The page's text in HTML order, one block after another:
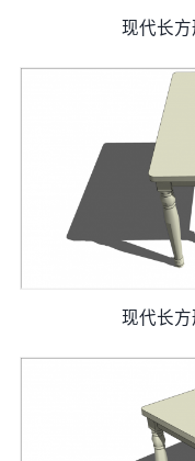
现代长方
现代长方